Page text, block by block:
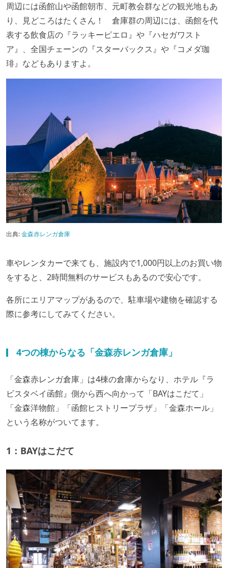
周辺には函館山や函館朝市、元町教会群などの観光地もあ
り、見どころはたくさん！ 倉庫群の周辺には、函館を代
表する飲食店の『ラッキーピエロ』や『ハセガワスト
ア』、全国チェーンの『スターバックス』や『コメダ珈
琲』などもありますよ。
出典:金森赤レンガ倉庫
車やレンタカーで来ても、施設内で1,000円以上のお買い物
をすると、2時間無料のサービスもあるので安心です。
各所にエリアマップがあるので、駐車場や建物を確認する
際に参考にしてみてください。
4つの棟からなる「金森赤レンガ倉庫」
「金森赤レンガ倉庫」は4棟の倉庫からなり、ホテル『ラ
ビスタベイ函館』側から西へ向かって「BAYはこだて」
「金森洋物館」「函館ヒストリープラザ」「金森ホール」
という名称がついてます。
1：BAYはこだて